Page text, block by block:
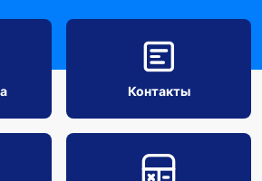
Контакты